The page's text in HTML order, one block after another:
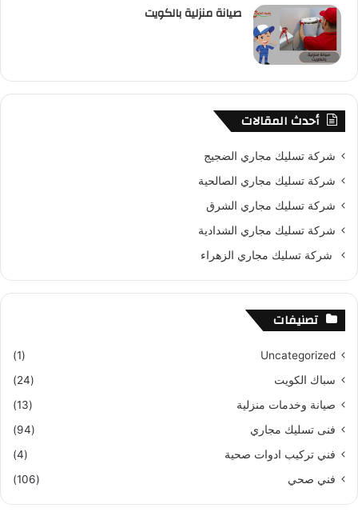
صيانة منزلية بالكويت
أحدث المقالات
شركة تسليك مجاري الضجيج
شركة تسليك مجاري الصالحية
شركة تسليك مجاري الشرق
شركة تسليك مجاري الشدادية
شركة تسليك مجاري الزهراء
تصنيفات
Uncategorized
(1)
سباك الكويت
(24)
صيانة وخدمات منزلية
(13)
فنى تسليك مجاري
(94)
فني تركيب ادوات صحية
(4)
فني صحي
(106)